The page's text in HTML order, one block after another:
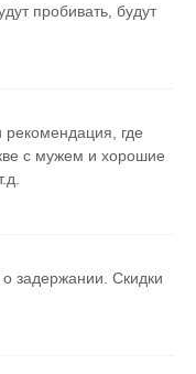
пробивать, будут
где
с мужем и хорошие
задержании. Скидки